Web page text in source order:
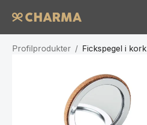
Profilprodukter / Fickspegel i kork